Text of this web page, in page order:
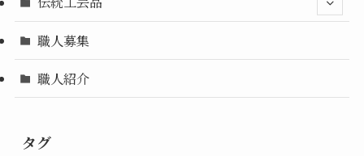
職人募集
職人紹介
タグ